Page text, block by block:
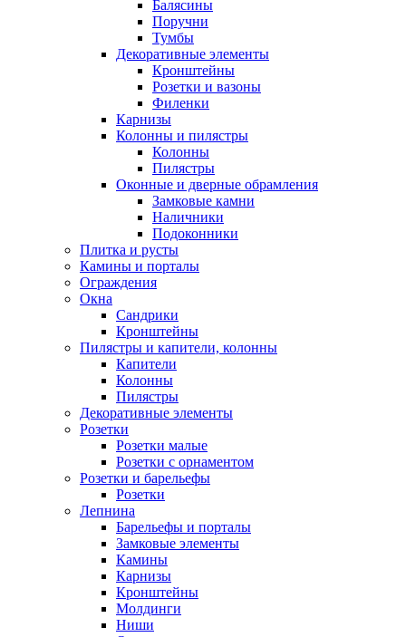
Балясины
Поручни
Тумбы
Декоративные элементы
Кронштейны
Розетки и вазоны
Филенки
Карнизы
Колонны и пилястры
Колонны
Пилястры
Оконные и дверные обрамления
Замковые камни
Наличники
Подоконники
Плитка и русты
Камины и порталы
Ограждения
Окна
Сандрики
Кронштейны
Пилястры и капители, колонны
Капители
Колонны
Пилястры
Декоративные элементы
Розетки
Розетки малые
Розетки с орнаментом
Розетки и барельефы
Розетки
Лепнина
Барельефы и порталы
Замковые элементы
Камины
Карнизы
Кронштейны
Молдинги
Ниши